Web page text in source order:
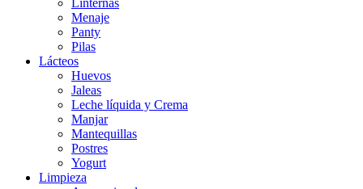
Linternas
Menaje
Panty
Pilas
Lácteos
Huevos
Jaleas
Leche líquida y Crema
Manjar
Mantequillas
Postres
Yogurt
Limpieza